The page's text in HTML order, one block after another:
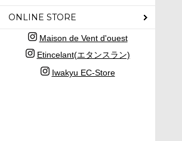
ONLINE STORE
Maison de Vent d'ouest
Etincelant(エタンスラン)
Iwakyu EC-Store